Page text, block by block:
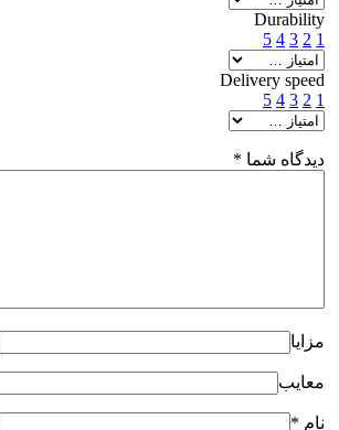
Durability
1
2
3
4
5
Delivery speed
1
2
3
4
5
دیدگاه شما *
مزایا
معایب
نام *